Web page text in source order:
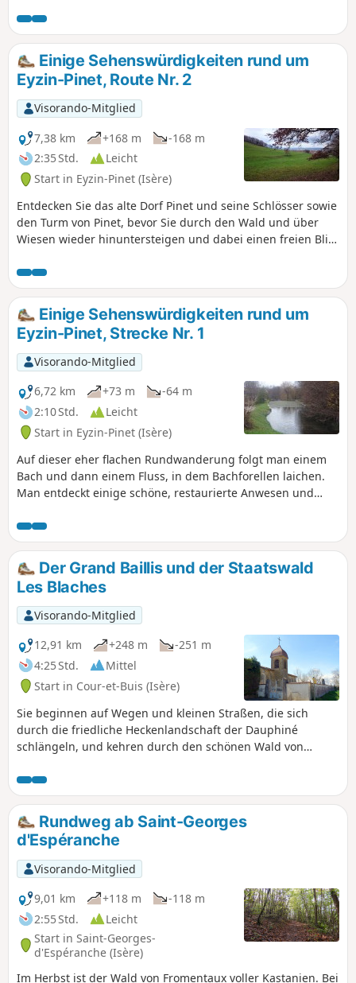
Einige Sehenswürdigkeiten rund um
Eyzin-Pinet, Route Nr. 2
Visorando-Mitglied
7,38 km
+168 m
-168 m
2:35 Std.
Leicht
Start in Eyzin-Pinet (Isère)
Entdecken Sie das alte Dorf Pinet und seine Schlösser sowie
den Turm von Pinet, bevor Sie durch den Wald und über
Wiesen wieder hinuntersteigen und dabei einen freien Blick
Verdun in den Monts d'Or genießen.
Einige Sehenswürdigkeiten rund um
Eyzin-Pinet, Strecke Nr. 1
Visorando-Mitglied
6,72 km
+73 m
-64 m
2:10 Std.
Leicht
Start in Eyzin-Pinet (Isère)
Auf dieser eher flachen Rundwanderung folgt man einem
Bach und dann einem Fluss, in dem Bachforellen laichen.
Man entdeckt einige schöne, restaurierte Anwesen und
unterhaltsame Wanderung, die bei schönem Wetter im
Sommer unternommen werden sollte, wenn La Gère
aufgrund der Furt wenig Wasser führt.
Der Grand Baillis und der Staatswald
Les Blaches
Visorando-Mitglied
12,91 km
+248 m
-251 m
4:25 Std.
Mittel
Start in Cour-et-Buis (Isère)
Sie beginnen auf Wegen und kleinen Straßen, die sich
durch die friedliche Heckenlandschaft der Dauphiné
schlängeln, und kehren durch den schönen Wald von
nennenswerten Schwierigkeiten.
Rundweg ab Saint-Georges
d'Espéranche
Visorando-Mitglied
9,01 km
+118 m
-118 m
2:55 Std.
Leicht
Start in Saint-Georges-
d'Espéranche (Isère)
Im Herbst ist der Wald von Fromentaux voller Kastanien. Bei